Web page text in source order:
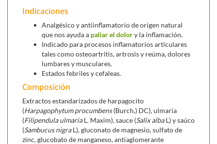
que le da propiedades antiinflamatorias, diuréticas,
diaforéticas y antipiréticas.
Sauce,útil en el tratamiento de la osteoartritis y en del
dolor lumbar. Debido a su contenido en salicina y otros
derivados de ésta, genera beneficios como
antiinflamatorio, así mismo es un buen complemento
en tratamientos contra la gripe, los
catarro
, por su efecto antifebrífugo.
Saúco,posee propiedades moduladoras de los
mediadores de la inflamación y que bloquean las
glicoproteínas virales, responsables tanto de la unión
Indicaciones
Analgésico y antiinflamatorio de origen natural
que nos ayuda a paliar el dolory la inflamación.
Indicado para procesos inflamatorios articulares
tales como osteoartritis, artrosis y reúma, dolores
lumbares y musculares.
Estados febriles y cefaleas.
Composición
Extractos estandarizados de harpagocito
(Harpagophytum procumbens(Burch.) DC), ulmaria
(Filipendula ulmariaL. Maxim), sauce (Salix albaL) y saúco
(Sambucus nigraL), gluconato de magnesio, sulfato de
zinc, glucobato de manganeso, antiaglomerante